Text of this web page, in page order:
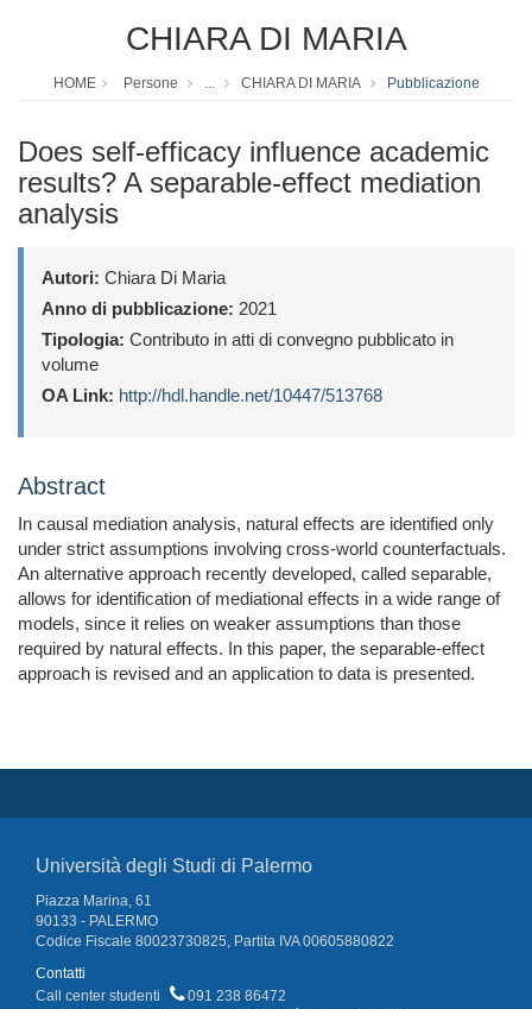
CHIARA DI MARIA
HOME Persone ... CHIARA DI MARIA Pubblicazione
Does self-efficacy influence academic
results? A separable-effect mediation
analysis
Autori: Chiara Di Maria
Anno di pubblicazione: 2021
Tipologia: Contributo in atti di convegno pubblicato in
volume
OA Link: http://hdl.handle.net/10447/513768
Abstract
In causal mediation analysis, natural effects are identified only
under strict assumptions involving cross-world counterfactuals.
An alternative approach recently developed, called separable,
allows for identification of mediational effects in a wide range of
models, since it relies on weaker assumptions than those
required by natural effects. In this paper, the separable-effect
approach is revised and an application to data is presented.
Università degli Studi di Palermo
Piazza Marina, 61
90133 - PALERMO
Codice Fiscale 80023730825, Partita IVA 00605880822
Contatti
Call center studenti
091 238 86472